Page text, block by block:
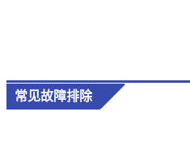
常见故障排除